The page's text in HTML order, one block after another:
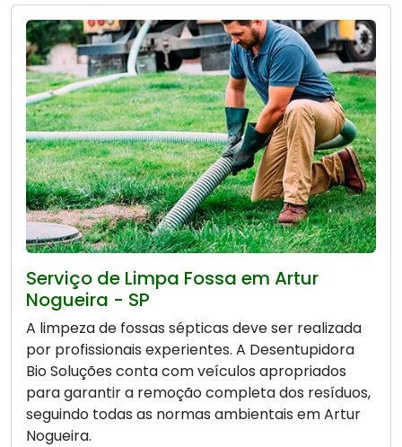
Serviço de Limpa Fossa em Artur
Nogueira - SP
A limpeza de fossas sépticas deve ser realizada
por profissionais experientes. A Desentupidora
Bio Soluções conta com veículos apropriados
para garantir a remoção completa dos resíduos,
seguindo todas as normas ambientais em Artur
Nogueira.